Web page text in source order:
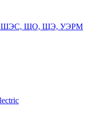
ШЭС, ЩО, ЩЭ, УЭРМ